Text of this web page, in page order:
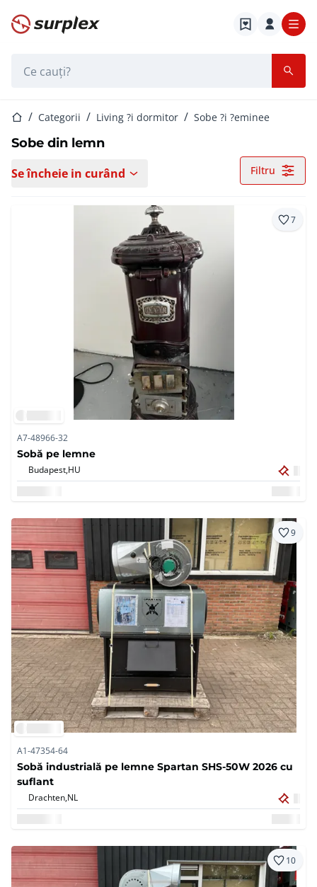
Pagina de start
Pagina de start
Categorii Living ?i dormitor Sobe ?i ?eminee
Sobe din lemn
Se încheie in curând Filtru
7
A7-48966-32
Sobă pe lemne
Budapest,HU
9
A1-47354-64
Sobă industrială pe lemne Spartan SHS-50W 2026 cu
suflant
Drachten,NL
10